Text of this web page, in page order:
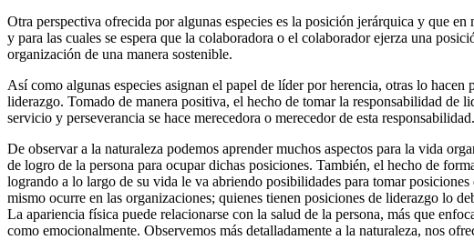
Otra perspectiva ofrecida por algunas especies es la posición jerárquica y que
y para las cuales se espera que la colaboradora o el colaborador ejerza una
organización de una manera sostenible.
Así como algunas especies asignan el papel de líder por herencia, otras lo
liderazgo. Tomado de manera positiva, el hecho de tomar la responsabilidad de
servicio y perseverancia se hace merecedora o merecedor de esta responsabilidad.
De observar a la naturaleza podemos aprender muchos aspectos para la vida
de logro de la persona para ocupar dichas posiciones. También, el hecho de
logrando a lo largo de su vida le va abriendo posibilidades para tomar
mismo ocurre en las organizaciones; quienes tienen posiciones de liderazgo lo
La apariencia física puede relacionarse con la salud de la persona, más que
como emocionalmente. Observemos más detalladamente a la naturaleza, nos